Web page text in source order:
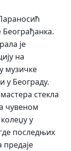
Београђанка.
је
на
музичке
у Београду.
стекла
чувеном
у
последњих
предаје